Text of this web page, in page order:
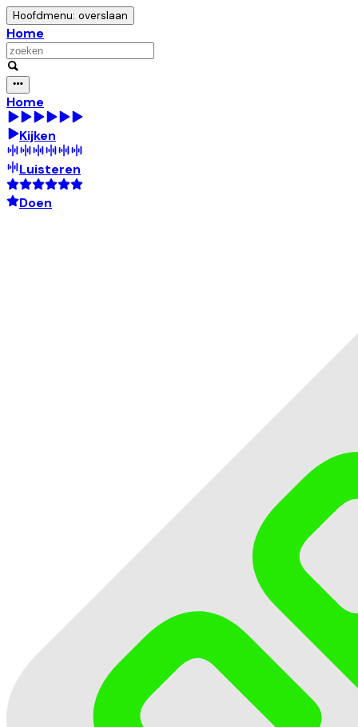
Hoofdmenu: overslaan
Home
Home
Kijken
Luisteren
Doen